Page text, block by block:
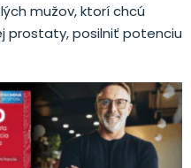
mužov, ktorí chcú
prostaty, posilniť potenciu